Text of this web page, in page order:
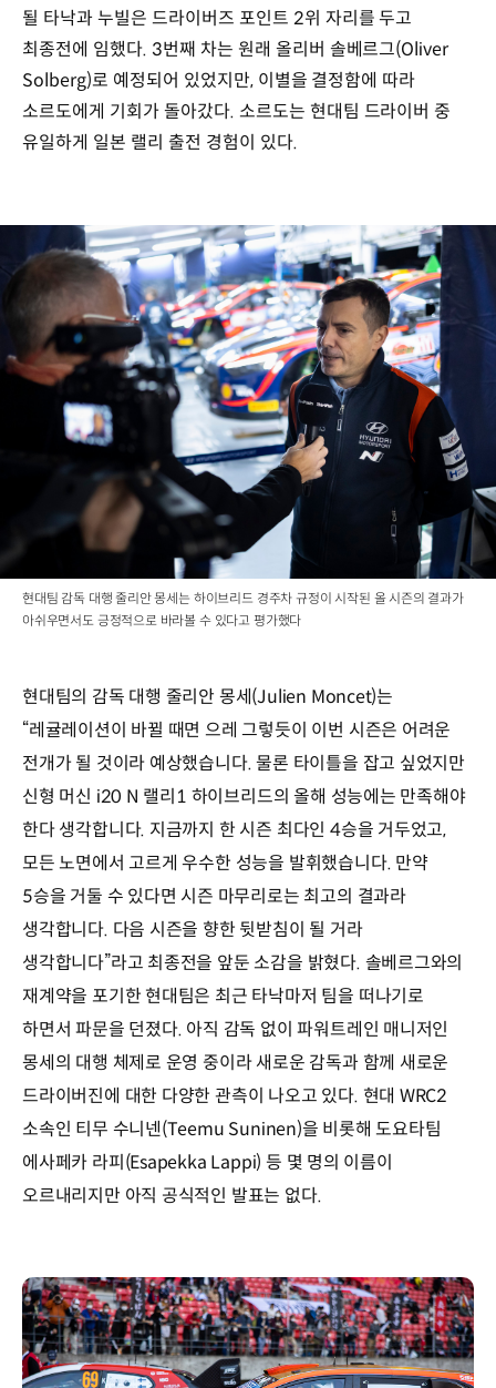
될 타낙과 누빌은 드라이버즈 포인트 2위 자리를 두고
최종전에 임했다. 3번째 차는 원래 올리버 솔베르그(Oliver
Solberg)로 예정되어 있었지만, 이별을 결정함에 따라
소르도에게 기회가 돌아갔다. 소르도는 현대팀 드라이버 중
유일하게 일본 랠리 출전 경험이 있다.
현대팀 감독 대행 줄리안 몽세는 하이브리드 경주차 규정이 시작된 올 시즌의 결과가
아쉬우면서도 긍정적으로 바라볼 수 있다고 평가했다
현대팀의 감독 대행 줄리안 몽세(Julien Moncet)는
“레귤레이션이 바뀔 때면 으레 그렇듯이 이번 시즌은 어려운
전개가 될 것이라 예상했습니다. 물론 타이틀을 잡고 싶었지만
신형 머신 i20 N 랠리1 하이브리드의 올해 성능에는 만족해야
한다 생각합니다. 지금까지 한 시즌 최다인 4승을 거두었고,
모든 노면에서 고르게 우수한 성능을 발휘했습니다. 만약
5승을 거둘 수 있다면 시즌 마무리로는 최고의 결과라
생각합니다. 다음 시즌을 향한 뒷받침이 될 거라
생각합니다”라고 최종전을 앞둔 소감을 밝혔다. 솔베르그와의
재계약을 포기한 현대팀은 최근 타낙마저 팀을 떠나기로
하면서 파문을 던졌다. 아직 감독 없이 파워트레인 매니저인
몽세의 대행 체제로 운영 중이라 새로운 감독과 함께 새로운
드라이버진에 대한 다양한 관측이 나오고 있다. 현대 WRC2
소속인 티무 수니넨(Teemu Suninen)을 비롯해 도요타팀
에사페카 라피(Esapekka Lappi) 등 몇 명의 이름이
오르내리지만 아직 공식적인 발표는 없다.